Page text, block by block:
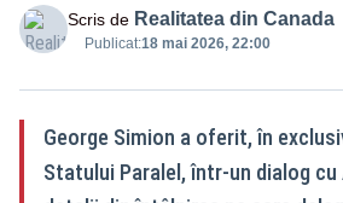
Scris de Realitatea din Canada
Publicat:18 mai 2026, 22:00
George Simion a oferit, în
Statului Paralel, într-un dialog